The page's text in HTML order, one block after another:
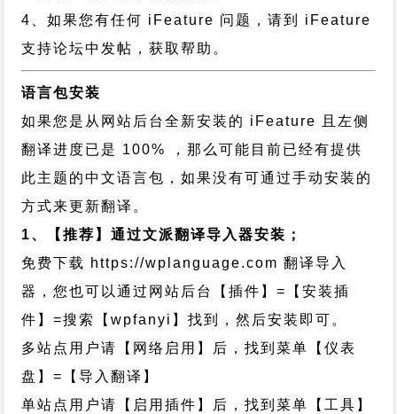
4、如果您有任何 iFeature 问题，请到 iFeature
支持论坛中发帖，获取帮助。
语言包安装
如果您是从网站后台全新安装的 iFeature 且左侧
翻译进度已是 100% ，那么可能目前已经有提供
此主题的中文语言包，如果没有可通过手动安装的
方式来更新翻译。
1、【推荐】通过文派翻译导入器安装；
免费下载 https://wplanguage.com 翻译导入
器，您也可以通过网站后台【插件】=【安装插
件】=搜索【wpfanyi】找到，然后安装即可。
多站点用户请【网络启用】后，找到菜单【仪表
盘】=【导入翻译】
单站点用户请【启用插件】后，找到菜单【工具】